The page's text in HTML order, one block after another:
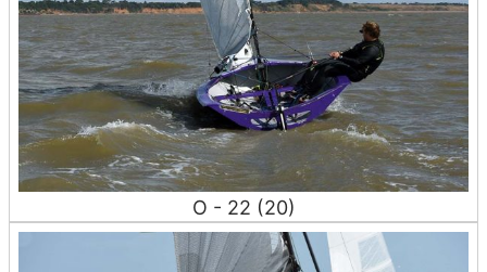
O - 22 (20)